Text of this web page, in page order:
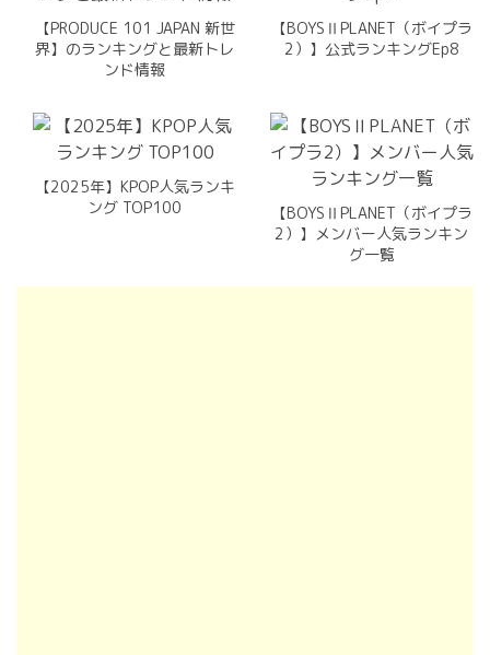
【PRODUCE 101 JAPAN 新世
界】のランキングと最新トレ
ンド情報
【BOYSⅡPLANET（ボイプラ
2）】公式ランキングEp8
【2025年】KPOP人気ランキ
ング TOP100
【BOYSⅡPLANET（ボイプラ
2）】メンバー人気ランキン
グ一覧